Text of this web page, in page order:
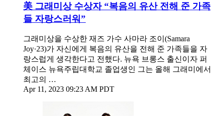
美 그래미상 수상자 “복음의 유산 전해 준 가족
들 자랑스러워”
그래미상을 수상한 재즈 가수 사마라 조이(Samara
Joy·23)가 자신에게 복음의 유산을 전해 준 가족들을 자
랑스럽게 생각한다고 전했다. 뉴욕 브롱스 출신이자 퍼
체이스 뉴욕주립대학교 졸업생인 그는 올해 그래미에서
최고의 …
Apr 11, 2023 09:23 AM PDT